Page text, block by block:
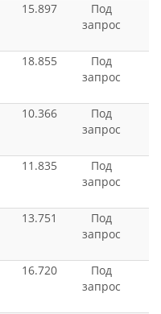
15.897
Под
запрос
18.855
Под
запрос
10.366
Под
запрос
11.835
Под
запрос
13.751
Под
запрос
16.720
Под
запрос